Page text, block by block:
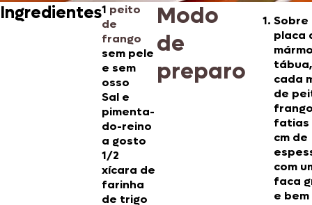
Ingredientes1 peito
de
frango
sem pele
e sem
osso
Sal e
pimenta-
do-reino
a gosto
1/2
xícara de
farinha
de trigo
Modo
de
preparo
Sobre
placa
cada
de
fatias
cm de
com
faca
e bem